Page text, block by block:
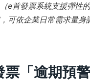
（e首發票系統支援彈性
可依企業日常需求量身
票「逾期預